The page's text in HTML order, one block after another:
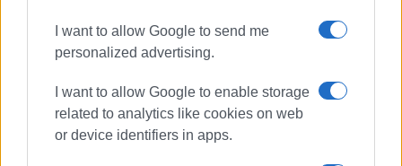
I want to allow Google to send me
personalized advertising.
I want to allow Google to enable storage
related to analytics like cookies on web
or device identifiers in apps.